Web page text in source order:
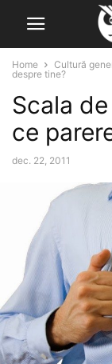
Home Cultură
despre tine?
Scala
ce
dec. 22, 2011